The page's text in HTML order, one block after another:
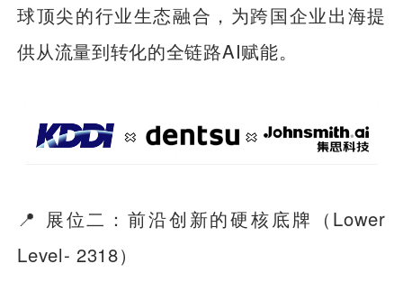
球顶尖的行业生态融合，为跨国企业出海提
供从流量到转化的全链路AI赋能。
📍 展位二：前沿创新的硬核底牌（Lower
Level- 2318）